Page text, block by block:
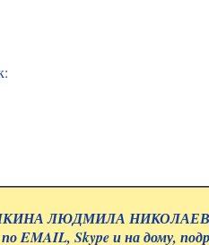
ЛЮДМИЛА
EMAIL, Skype и на дому,